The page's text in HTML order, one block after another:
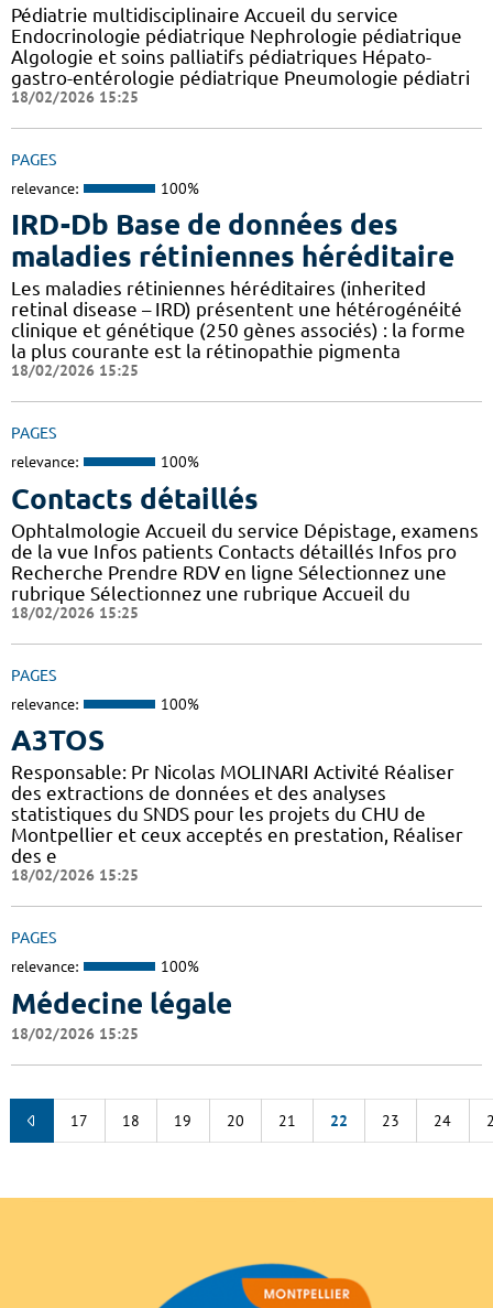
Pédiatrie multidisciplinaire Accueil du service
Endocrinologie pédiatrique Nephrologie pédiatrique
Algologie et soins palliatifs pédiatriques Hépato-
gastro-entérologie pédiatrique Pneumologie pédiatri
18/02/2026 15:25
PAGES
relevance: 100%
IRD-Db Base de données des
maladies rétiniennes héréditaire
Les maladies rétiniennes héréditaires (inherited
retinal disease – IRD) présentent une hétérogénéité
clinique et génétique (250 gènes associés) : la forme
la plus courante est la rétinopathie pigmenta
18/02/2026 15:25
PAGES
relevance: 100%
Contacts détaillés
Ophtalmologie Accueil du service Dépistage, examens
de la vue Infos patients Contacts détaillés Infos pro
Recherche Prendre RDV en ligne Sélectionnez une
rubrique Sélectionnez une rubrique Accueil du
18/02/2026 15:25
PAGES
relevance: 100%
A3TOS
Responsable: Pr Nicolas MOLINARI Activité Réaliser
des extractions de données et des analyses
statistiques du SNDS pour les projets du CHU de
Montpellier et ceux acceptés en prestation, Réaliser
des e
18/02/2026 15:25
PAGES
relevance: 100%
Médecine légale
18/02/2026 15:25
17 18 19 20 21 22 23 24